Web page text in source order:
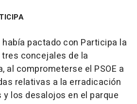
pactado con Participa la
concejales de la
al comprometerse el PSOE a
relativas a la erradicación
los desalojos en el parque